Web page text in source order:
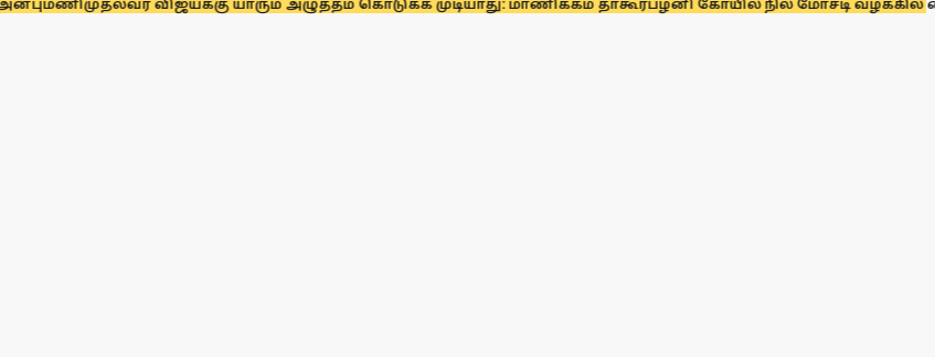
முதல்வர் விஜய்க்கு யாரும் அழுத்தம் கொடுக்க முடியாது: மாணிக்கம் தாகூர்பழனி கோயில் நில மோசடி வழக்கில் கைதாகி